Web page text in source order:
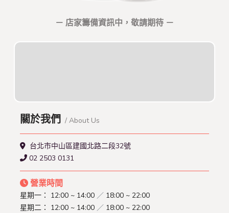
－ 店家籌備資訊中，敬請期待 －
關於我們 / About Us
台北市中山區建國北路二段32號
02 2503 0131
營業時間
星期一： 12:00 ~ 14:00 ／ 18:00 ~ 22:00
星期二： 12:00 ~ 14:00 ／ 18:00 ~ 22:00